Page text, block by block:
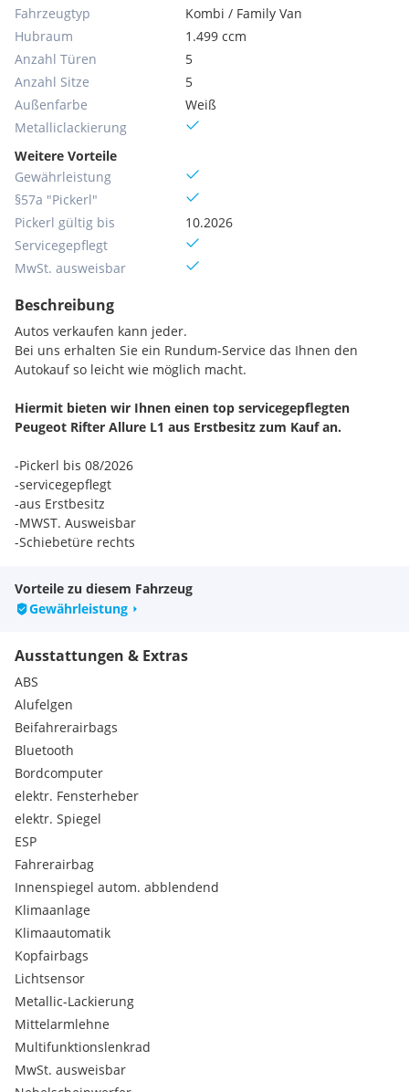
Fahrzeugtyp
Kombi / Family Van
Hubraum
1.499 ccm
Anzahl Türen
5
Anzahl Sitze
5
Außenfarbe
Weiß
Metallic­lackierung
Weitere Vorteile
Gewährleistung
§57a "Pickerl"
Pickerl gültig bis
10.2026
Servicegepflegt
MwSt. ausweisbar
Beschreibung
Autos verkaufen kann jeder.
Bei uns erhalten Sie ein Rundum-Service das Ihnen den
Autokauf so leicht wie möglich macht.
Hiermit bieten wir Ihnen einen top servicegepflegten
Peugeot Rifter Allure L1 aus Erstbesitz zum Kauf an.
-Pickerl bis 08/2026
-servicegepflegt
-aus Erstbesitz
-MWST. Ausweisbar
-Schiebetüre rechts
-Einparkhilfe
-Tempomat
-usw..
Standort: Wiener Neustädterstraße 9
2525 Günselsdorf (neben dem Billa)
Verkauf: Herr Tobias Spitzer
-Ausstattung:
Ablagefach über den Sonnenblenden
Airbag Beifahrerseite abschaltbar
Airbag Fahrer-/Beifahrerseite
Aktives Kurvenlicht
Anti-Blockier-System (ABS)
Audiosystem RCC (Radio, MP3-fähig)
Leaving Home)
Außenspiegel elektr. verstell-, heiz- und anklappbar
Außenspiegel Wagenfarbe
Bordcomputer
Dachreling
Einschaltautomatik für Fahrlicht
Vorteile zu diesem Fahrzeug
Gewährleistung
Ausstattungen & Extras
ABS
Alufelgen
Beifahrerairbags
Bluetooth
Bordcomputer
elektr. Fensterheber
elektr. Spiegel
ESP
Fahrerairbag
Innenspiegel autom. abblendend
Klimaanlage
Klimaautomatik
Kopfairbags
Lichtsensor
Metallic-Lackierung
Mittelarmlehne
Multifunktionslenkrad
MwSt. ausweisbar